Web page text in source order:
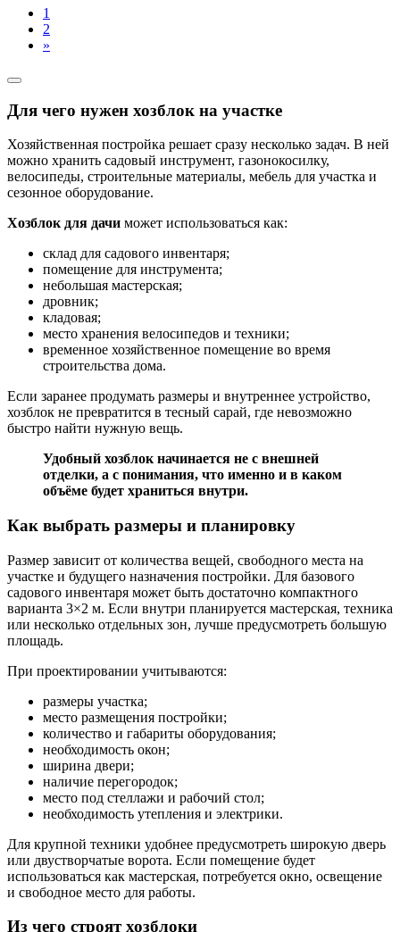
1
2
»
Для чего нужен хозблок на участке
Хозяйственная постройка решает сразу несколько задач. В ней
можно хранить садовый инструмент, газонокосилку,
велосипеды, строительные материалы, мебель для участка и
сезонное оборудование.
Хозблок для дачи может использоваться как:
склад для садового инвентаря;
помещение для инструмента;
небольшая мастерская;
дровник;
кладовая;
место хранения велосипедов и техники;
временное хозяйственное помещение во время
строительства дома.
Если заранее продумать размеры и внутреннее устройство,
хозблок не превратится в тесный сарай, где невозможно
быстро найти нужную вещь.
Удобный хозблок начинается не с внешней
отделки, а с понимания, что именно и в каком
объёме будет храниться внутри.
Как выбрать размеры и планировку
Размер зависит от количества вещей, свободного места на
участке и будущего назначения постройки. Для базового
садового инвентаря может быть достаточно компактного
варианта 3×2 м. Если внутри планируется мастерская, техника
или несколько отдельных зон, лучше предусмотреть большую
площадь.
При проектировании учитываются:
размеры участка;
место размещения постройки;
количество и габариты оборудования;
необходимость окон;
ширина двери;
наличие перегородок;
место под стеллажи и рабочий стол;
необходимость утепления и электрики.
Для крупной техники удобнее предусмотреть широкую дверь
или двустворчатые ворота. Если помещение будет
использоваться как мастерская, потребуется окно, освещение
и свободное место для работы.
Из чего строят хозблоки